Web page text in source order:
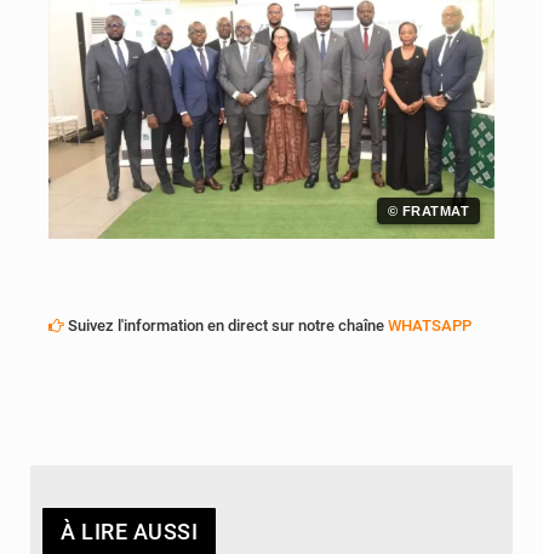
© FRATMAT
Suivez l'information en direct sur notre chaîne WHATSAPP
À LIRE AUSSI